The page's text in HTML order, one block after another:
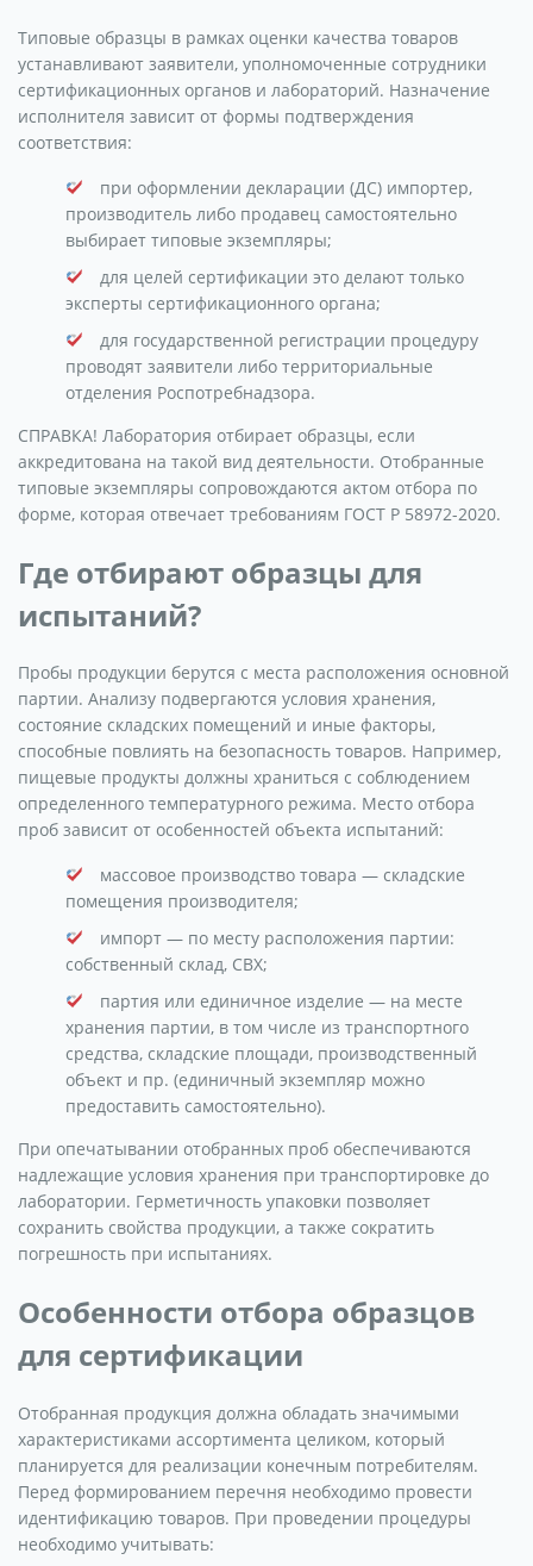
Типовые образцы в рамках оценки качества товаров
устанавливают заявители, уполномоченные сотрудники
сертификационных органов и лабораторий. Назначение
исполнителя зависит от формы подтверждения
соответствия:
при оформлении декларации (ДС) импортер,
производитель либо продавец самостоятельно
выбирает типовые экземпляры;
для целей сертификации это делают только
эксперты сертификационного органа;
для государственной регистрации процедуру
проводят заявители либо территориальные
отделения Роспотребнадзора.
СПРАВКА! Лаборатория отбирает образцы, если
аккредитована на такой вид деятельности. Отобранные
типовые экземпляры сопровождаются актом отбора по
форме, которая отвечает требованиям ГОСТ Р 58972-2020.
Где отбирают образцы для
испытаний?
Пробы продукции берутся с места расположения основной
партии. Анализу подвергаются условия хранения,
состояние складских помещений и иные факторы,
способные повлиять на безопасность товаров. Например,
пищевые продукты должны храниться с соблюдением
определенного температурного режима. Место отбора
проб зависит от особенностей объекта испытаний:
массовое производство товара — складские
помещения производителя;
импорт — по месту расположения партии:
собственный склад, СВХ;
партия или единичное изделие — на месте
хранения партии, в том числе из транспортного
средства, складские площади, производственный
объект и пр. (единичный экземпляр можно
предоставить самостоятельно).
При опечатывании отобранных проб обеспечиваются
надлежащие условия хранения при транспортировке до
лаборатории. Герметичность упаковки позволяет
сохранить свойства продукции, а также сократить
погрешность при испытаниях.
Особенности отбора образцов
для сертификации
Отобранная продукция должна обладать значимыми
характеристиками ассортимента целиком, который
планируется для реализации конечным потребителям.
Перед формированием перечня необходимо провести
идентификацию товаров. При проведении процедуры
необходимо учитывать: